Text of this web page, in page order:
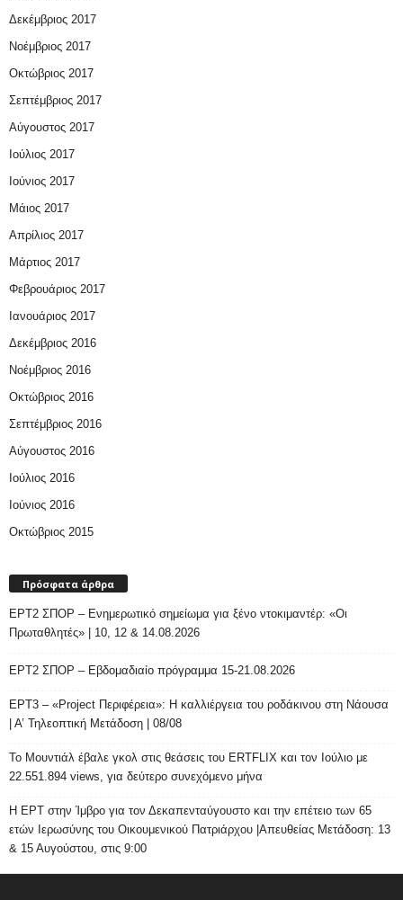
Δεκέμβριος 2017
Νοέμβριος 2017
Οκτώβριος 2017
Σεπτέμβριος 2017
Αύγουστος 2017
Ιούλιος 2017
Ιούνιος 2017
Μάιος 2017
Απρίλιος 2017
Μάρτιος 2017
Φεβρουάριος 2017
Ιανουάριος 2017
Δεκέμβριος 2016
Νοέμβριος 2016
Οκτώβριος 2016
Σεπτέμβριος 2016
Αύγουστος 2016
Ιούλιος 2016
Ιούνιος 2016
Οκτώβριος 2015
Πρόσφατα άρθρα
ΕΡΤ2 ΣΠΟΡ – Ενημερωτικό σημείωμα για ξένο ντοκιμαντέρ: «Οι
Πρωταθλητές» | 10, 12 & 14.08.2026
ΕΡΤ2 ΣΠΟΡ – Εβδομαδιαίο πρόγραμμα 15-21.08.2026
ΕΡΤ3 – «Project Περιφέρεια»: Η καλλιέργεια του ροδάκινου στη Νάουσα
| Α’ Τηλεοπτική Μετάδοση | 08/08
Το Μουντιάλ έβαλε γκολ στις θεάσεις του ERTFLIX και τον Ιούλιο με
22.551.894 views, για δεύτερο συνεχόμενο μήνα
Η ΕΡΤ στην Ίμβρο για τον Δεκαπενταύγουστο και την επέτειο των 65
ετών Ιερωσύνης του Οικουμενικού Πατριάρχου |Απευθείας Μετάδοση: 13
& 15 Αυγούστου, στις 9:00